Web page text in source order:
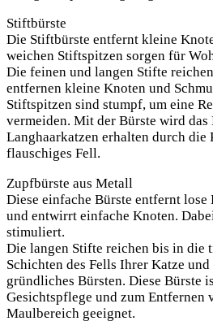
Stiftbürste
Die Stiftbürste entfernt kleine
weichen Stiftspitzen sorgen für
Die feinen und langen Stifte
entfernen kleine Knoten und
Stiftspitzen sind stumpf, um eine
vermeiden. Mit der Bürste wird
Langhaarkatzen erhalten durch die
flauschiges Fell.
Zupfbürste aus Metall
Diese einfache Bürste entfernt lose
und entwirrt einfache Knoten.
stimuliert.
Die langen Stifte reichen bis in die
Schichten des Fells Ihrer Katze
gründliches Bürsten. Diese Bürste
Gesichtspflege und zum Entfernen
Maulbereich geeignet.